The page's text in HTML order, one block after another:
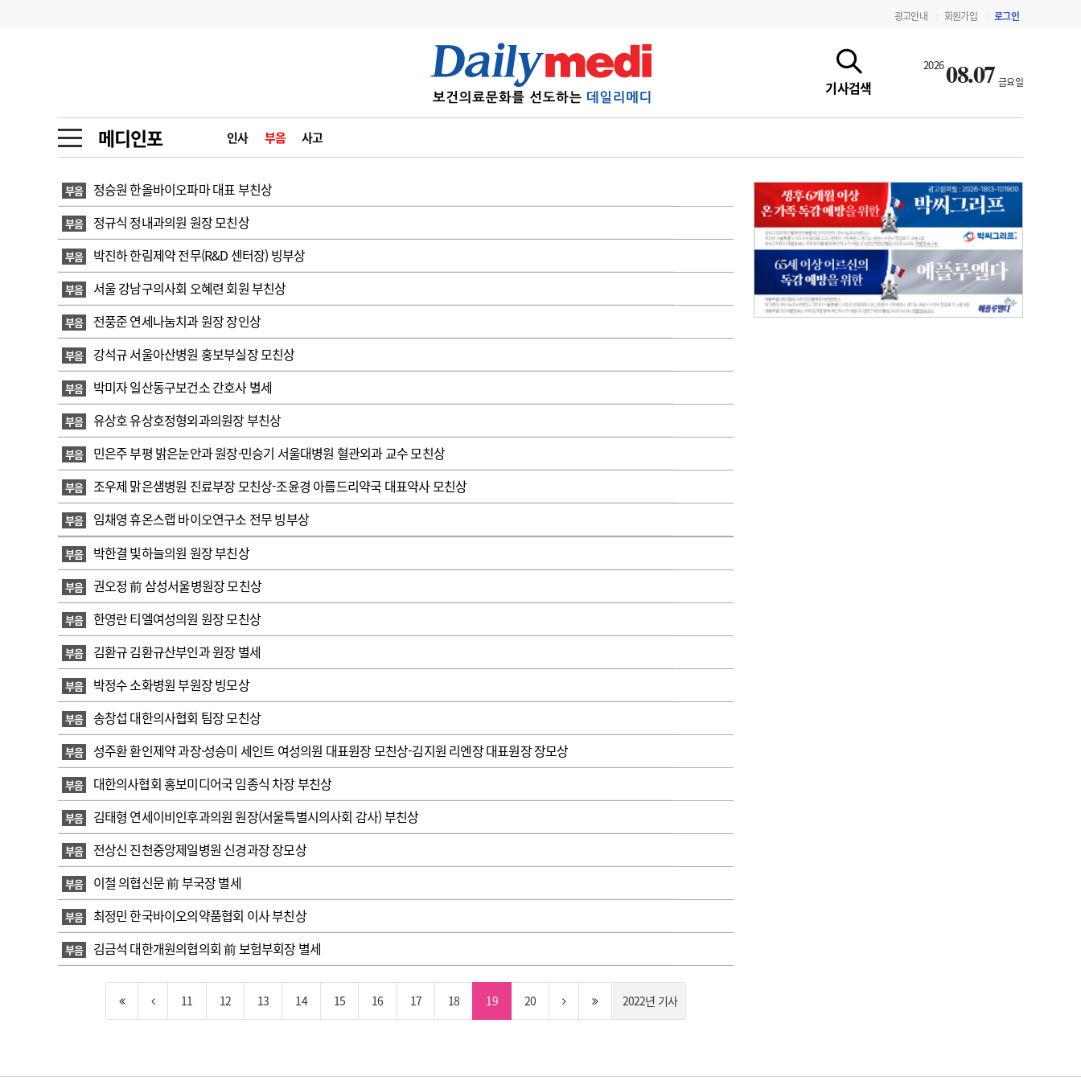
광고안내 회원가입 로그인
기사검색
202608.07 금요일
메디인포 인사 부음 사고
금주의 검색어
1
의사인력 수급 추계
2
성분명 처방
3
4
전공의 모집 결과
5
의사국시 합격률
6
관리급여 실시
사고
수첩
인물 피플
포토뉴스 포토뉴스
메디 Hospital 지역병원
인포메이션 행정처분 지침·기준·평가 약제급여 심사 결과
학회·연수강좌 학회/연수강좌 행사
고객센터 회사소개
부음 정승원 한올바이오파마 대표 부친상
부음 정규식 정내과의원 원장 모친상
부음 박진하 한림제약 전무(R&D 센터장) 빙부상
부음 서울 강남구의사회 오혜련 회원 부친상
부음 전풍준 연세나눔치과 원장 장인상
부음 강석규 서울아산병원 홍보부실장 모친상
부음 박미자 일산동구보건소 간호사 별세
부음 유상호 유상호정형외과의원장 부친상
부음 민은주 부평 밝은눈안과 원장·민승기 서울대병원 혈관외과 교수 모친상
부음 조우제 맑은샘병원 진료부장 모친상-조윤경 아름드리약국 대표약사 모친상
부음 임채영 휴온스랩 바이오연구소 전무 빙부상
부음 박한결 빛하늘의원 원장 부친상
부음 권오정 前 삼성서울병원장 모친상
부음 한영란 티엘여성의원 원장 모친상
부음 김환규 김환규산부인과 원장 별세
부음 박정수 소화병원 부원장 빙모상
부음 송창섭 대한의사협회 팀장 모친상
부음 성주환 환인제약 과장·성승미 세인트 여성의원 대표원장 모친상-김지원 리엔장 대표원장 장모상
부음 대한의사협회 홍보미디어국 임종식 차장 부친상
부음 김태형 연세이비인후과의원 원장(서울특별시의사회 감사) 부친상
부음 전상신 진천중앙제일병원 신경과장 장모상
부음 이철 의협신문 前 부국장 별세
부음 최정민 한국바이오의약품협회 이사 부친상
부음 김금석 대한개원의협의회 前 보험부회장 별세
11 12 13 14 15 16 17 18 19 20 2022년 기사